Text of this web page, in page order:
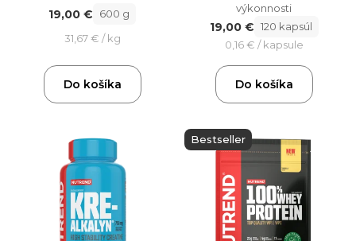
19,00 €
600 g
31,67 € / kg
Do košíka
výkonnosti
19,00 € 120 kapsúl
0,16 € / kapsule
Do košíka
Bestseller